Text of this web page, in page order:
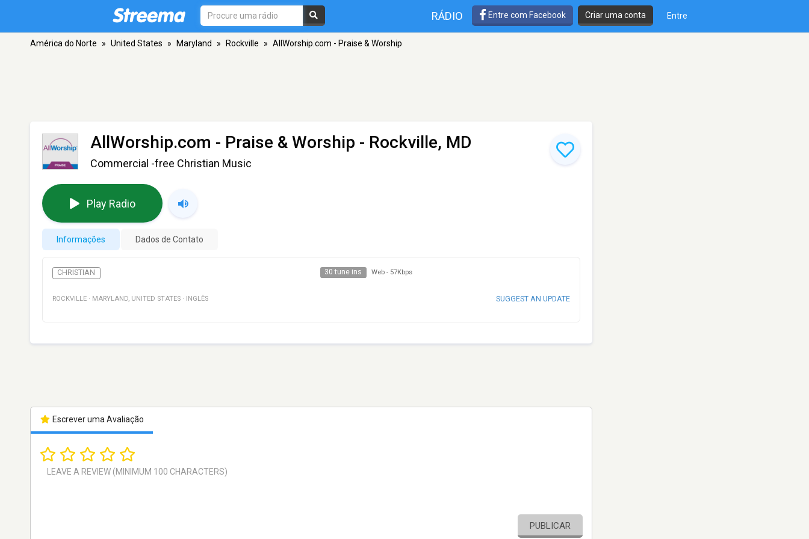
RÁDIO Entre com Facebook Criar uma conta Entre
América do Norte » United States » Maryland » Rockville » AllWorship.com - Praise & Worship
AllWorship.com - Praise & Worship - Rockville, MD
Commercial -free Christian Music
Play Radio
Informações Dados de Contato
CHRISTIAN 30 tune ins Web - 57Kbps
ROCKVILLE · MARYLAND, UNITED STATES · INGLÊS SUGGEST AN UPDATE
Escrever uma Avaliação
PUBLICAR